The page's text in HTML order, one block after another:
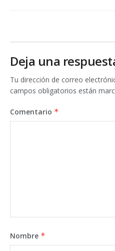
Deja una
Tu dirección de correo
campos obligatorios están
Comentario *
Nombre *